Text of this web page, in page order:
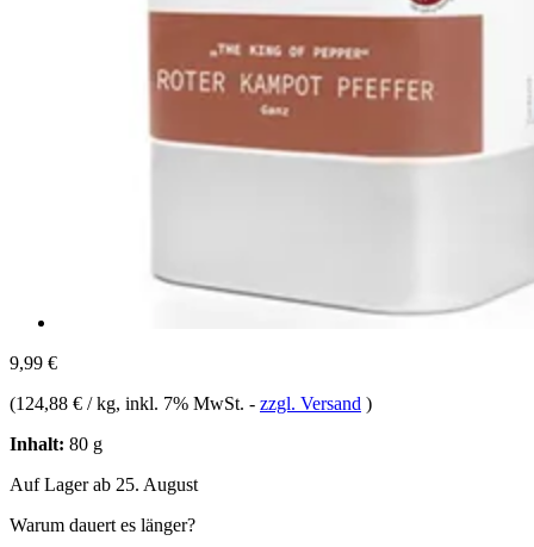
9,99 €
(124,88 € / kg, inkl. 7% MwSt. - zzgl. Versand )
Inhalt: 80 g
Auf Lager ab 25. August
Warum dauert es länger?